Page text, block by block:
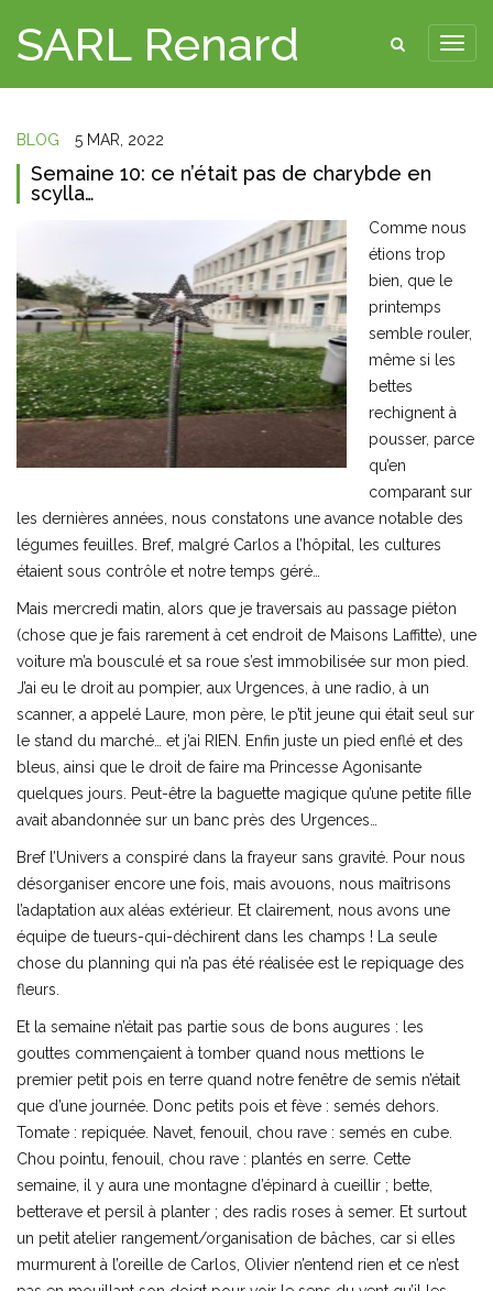
SARL Renard
BLOG 5 MAR, 2022
Semaine 10: ce n’était pas de charybde en
scylla…
Comme nous
étions trop
bien, que le
printemps
semble rouler,
même si les
bettes
rechignent à
pousser, parce
qu’en
comparant sur
les dernières années, nous constatons une avance notable des
légumes feuilles. Bref, malgré Carlos a l’hôpital, les cultures
étaient sous contrôle et notre temps géré…
Mais mercredi matin, alors que je traversais au passage piéton
(chose que je fais rarement à cet endroit de Maisons Laffitte), une
voiture m’a bousculé et sa roue s’est immobilisée sur mon pied.
J’ai eu le droit au pompier, aux Urgences, à une radio, à un
scanner, a appelé Laure, mon père, le p’tit jeune qui était seul sur
le stand du marché… et j’ai RIEN. Enfin juste un pied enflé et des
bleus, ainsi que le droit de faire ma Princesse Agonisante
quelques jours. Peut-être la baguette magique qu’une petite fille
avait abandonnée sur un banc près des Urgences…
Bref l’Univers a conspiré dans la frayeur sans gravité. Pour nous
désorganiser encore une fois, mais avouons, nous maîtrisons
l’adaptation aux aléas extérieur. Et clairement, nous avons une
équipe de tueurs-qui-déchirent dans les champs ! La seule
chose du planning qui n’a pas été réalisée est le repiquage des
fleurs.
Et la semaine n’était pas partie sous de bons augures : les
gouttes commençaient à tomber quand nous mettions le
premier petit pois en terre quand notre fenêtre de semis n’était
que d’une journée. Donc petits pois et fève : semés dehors.
Tomate : repiquée. Navet, fenouil, chou rave : semés en cube.
Chou pointu, fenouil, chou rave : plantés en serre. Cette
semaine, il y aura une montagne d’épinard à cueillir ; bette,
betterave et persil à planter ; des radis roses à semer. Et surtout
un petit atelier rangement/organisation de bâches, car si elles
murmurent à l’oreille de Carlos, Olivier n’entend rien et ce n’est